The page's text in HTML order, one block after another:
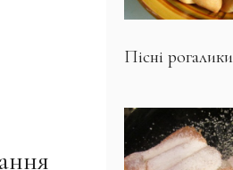
Пісні рогалики